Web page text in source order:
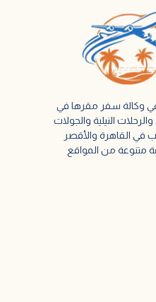
وكالة سفر مقرها في
النيلية والجولات
في القاهرة والأقصر
متنوعة من المواقع